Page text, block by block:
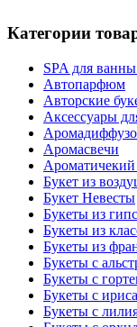
Категории
SPA для
Автопарфюм
Авторские
Аксессуары
Аромасвечи
Ароматичекий
Букет из
Букет Невесты
Букеты из
Букеты из
Букеты из
Букеты с
Букеты с
Букеты с
Букеты с